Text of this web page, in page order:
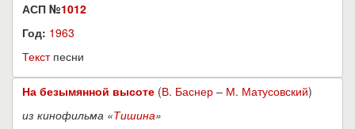
АСП №1012
Год: 1963
Текстпесни
На безымянной высоте (В. Баснер – М. Матусовский)
из кинофильма «Тишина»